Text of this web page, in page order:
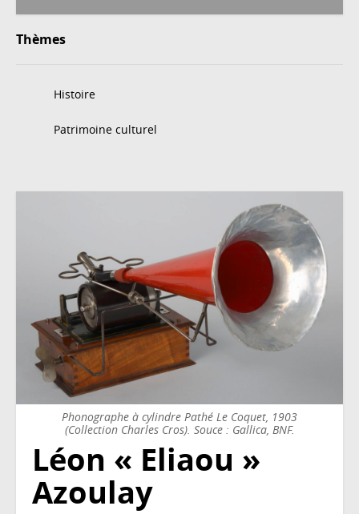
Thèmes
Histoire
Patrimoine culturel
Phonographe à cylindre Pathé Le Coquet, 1903
(Collection Charles Cros). Souce : Gallica, BNF.
Léon « Eliaou »
Azoulay